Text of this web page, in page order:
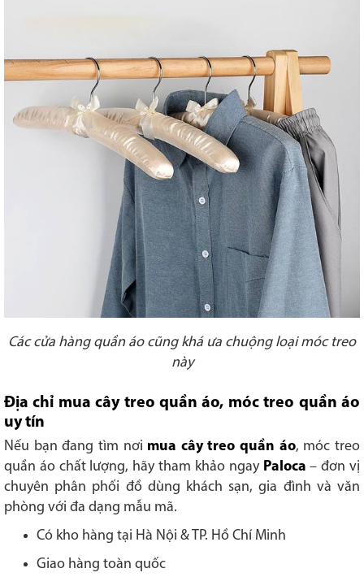
Các cửa hàng quần áo cũng khá ưa chuộng loại móc treo
này
Địa chỉ mua cây treo quần áo, móc treo quần áo
uy tín
Nếu bạn đang tìm nơi mua cây treo quần áo, móc treo
quần áo chất lượng, hãy tham khảo ngay Paloca – đơn vị
chuyên phân phối đồ dùng khách sạn, gia đình và văn
phòng với đa dạng mẫu mã.
Có kho hàng tại Hà Nội & TP. Hồ Chí Minh
Giao hàng toàn quốc